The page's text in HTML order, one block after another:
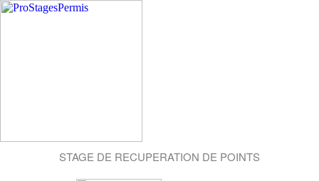
STAGE DE RECUPERATION DE POINTS